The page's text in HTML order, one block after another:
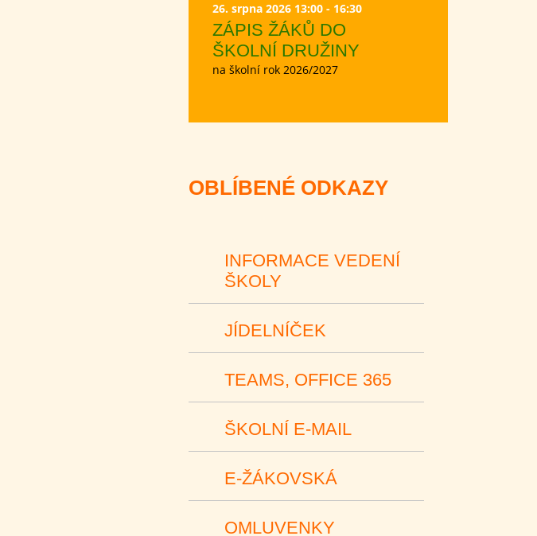
26. srpna 2026 13:00 - 16:30
ZÁPIS ŽÁKŮ DO
ŠKOLNÍ DRUŽINY
na školní rok 2026/2027
OBLÍBENÉ ODKAZY
INFORMACE VEDENÍ
ŠKOLY
JÍDELNÍČEK
TEAMS, OFFICE 365
ŠKOLNÍ E-MAIL
E-ŽÁKOVSKÁ
OMLUVENKY